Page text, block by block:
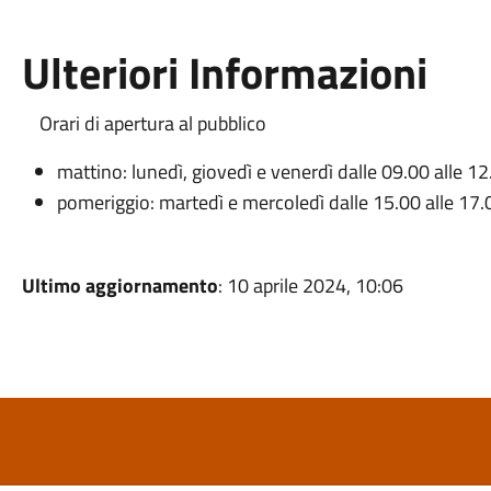
Ulteriori Informazioni
Orari di apertura al pubblico
mattino: lunedì, giovedì e venerdì dalle 09.00 alle
pomeriggio: martedì e mercoledì dalle 15.00 alle
Ultimo aggiornamento: 10 aprile 2024, 10:06